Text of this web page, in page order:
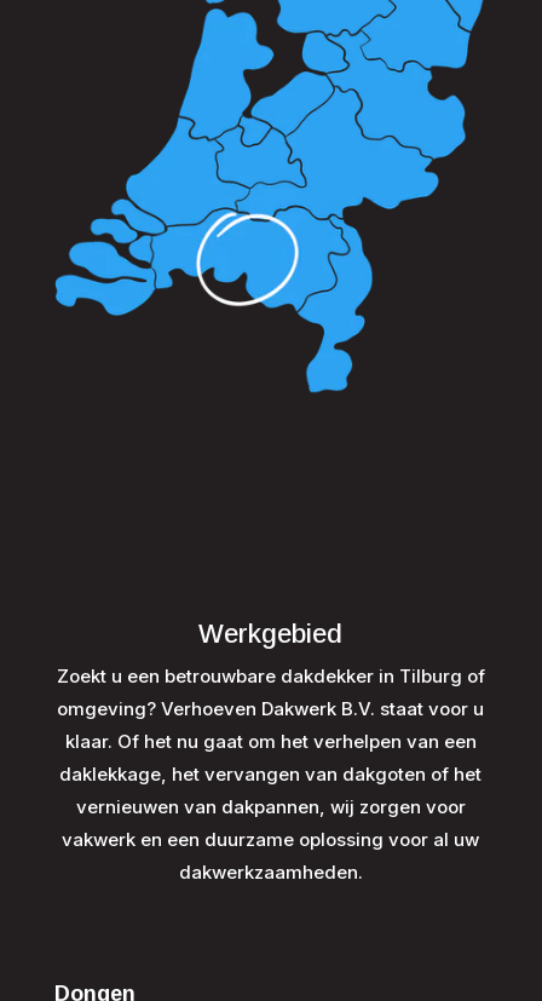
Werkgebied
Zoekt u een betrouwbare dakdekker in Tilburg of
omgeving? Verhoeven Dakwerk B.V. staat voor u
klaar. Of het nu gaat om het verhelpen van een
daklekkage, het vervangen van dakgoten of het
vernieuwen van dakpannen, wij zorgen voor
vakwerk en een duurzame oplossing voor al uw
dakwerkzaamheden.
Dongen